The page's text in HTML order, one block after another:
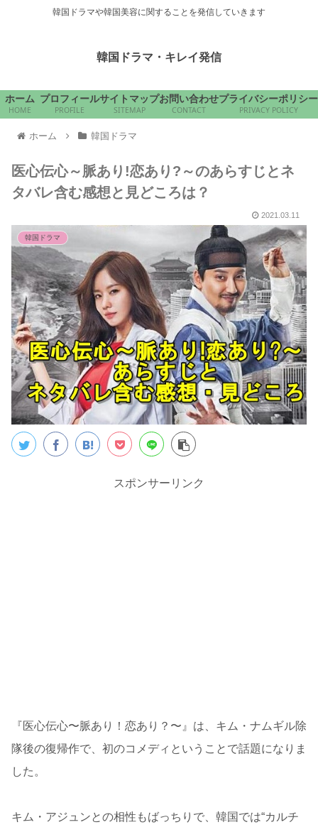
韓国ドラマや韓国美容に関することを発信していきます
韓国ドラマ・キレイ発信
ホーム
HOME
プロフィール
PROFILE
サイトマップ
SITEMAP
お問い合わせ
CONTACT
プライバシーポリシー
PRIVACY POLICY
ホーム 韓国ドラマ
医心伝心～脈あり!恋あり?～のあらすじとネ
タバレ含む感想と見どころは？
2021.03.11
韓国ドラマ
スポンサーリンク
『医心伝心〜脈あり！恋あり？〜』は、キム・ナムギル除
隊後の復帰作で、初のコメディということで話題になりま
した。
キム・アジュンとの相性もばっちりで、韓国では“カルチ